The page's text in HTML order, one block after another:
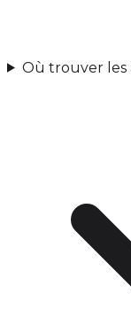
Où trouver les